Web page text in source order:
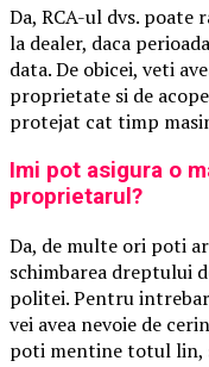
Da, RCA-ul dvs. poate
la dealer, daca
data. De obicei, veti
proprietate si de
protejat cat timp
Imi pot asigura o
proprietarul?
Da, de multe ori poti
schimbarea dreptului
politei. Pentru
vei avea nevoie de
poti mentine totul lin,